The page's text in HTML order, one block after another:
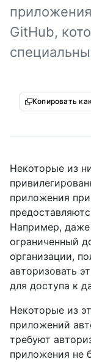
GitHub,
Копировать
Некоторые из
приложения
Например, даже
ограниченный
организации,
авторизовать
для доступа к
Некоторые из
приложений
требуют
приложения не